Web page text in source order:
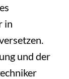
in
und der